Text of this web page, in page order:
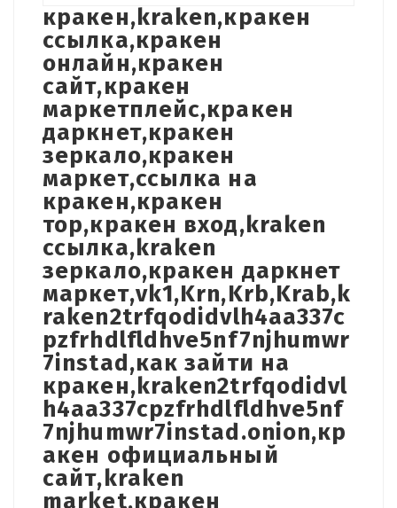
кракен,kraken,кракен
ссылка,кракен
онлайн,кракен
сайт,кракен
маркетплейс,кракен
даркнет,кракен
зеркало,кракен
маркет,ссылка на
кракен,кракен
тор,кракен вход,kraken
ссылка,kraken
зеркало,кракен даркнет
маркет,vk1,Krn,Krb,Krab,k
raken2trfqodidvlh4aa337c
pzfrhdlfldhve5nf7njhumwr
7instad,как зайти на
кракен,kraken2trfqodidvl
h4aa337cpzfrhdlfldhve5nf
7njhumwr7instad.onion,кр
акен официальный
сайт,kraken
market,кракен